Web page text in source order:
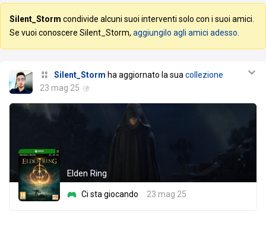
Silent_Storm condivide alcuni suoi interventi solo con i suoi amici.
Se vuoi conoscere Silent_Storm, aggiungilo agli amici adesso
Silent_Storm ha aggiornato la sua collezione
23 mag 25
Elden Ring
Ci sta giocando 23 mag 25